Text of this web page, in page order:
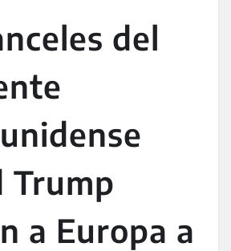
del
Trump
a Europa a